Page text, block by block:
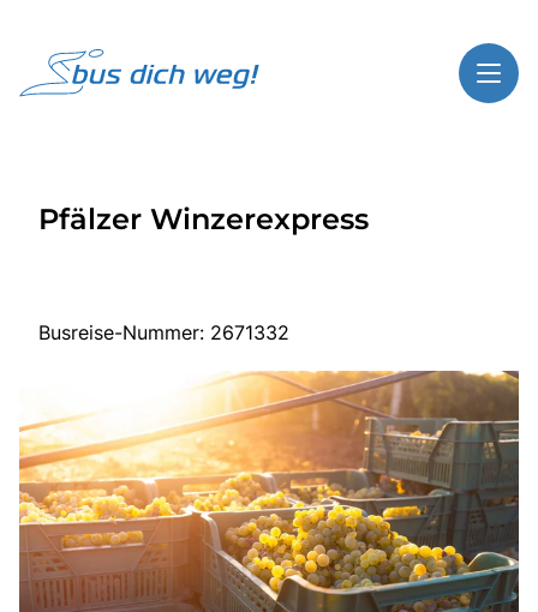
Highlights
Start
Busreisen
Bus mieten
Über Bus dich weg!
Radio
Pfälzer Winzerexpress
Busreise-Nummer: 2671332